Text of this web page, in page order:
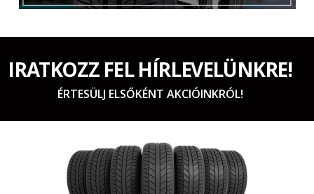
IRATKOZZ FEL HÍRLEVELÜNKRE!
ÉRTESÜLJ ELSŐKÉNT AKCIÓINKRÓL!